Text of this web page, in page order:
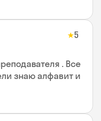
★5
. Все
знаю алфавит и